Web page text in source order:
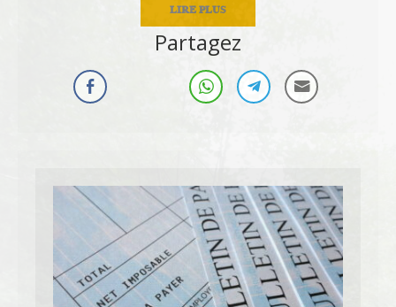
LIRE PLUS
Partagez